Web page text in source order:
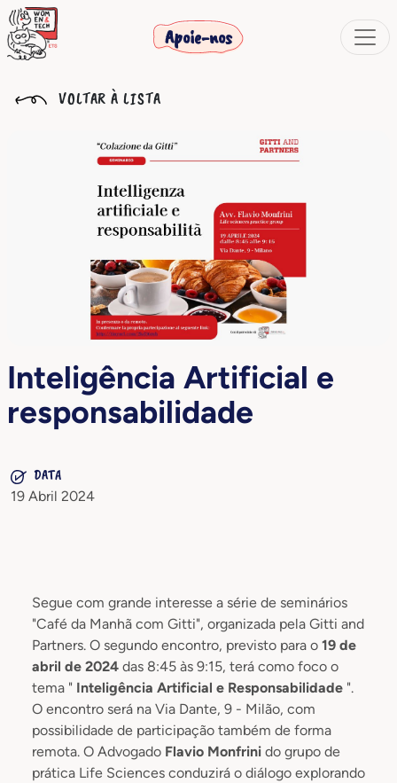
Apoie-nos
VOLTAR À LISTA
Inteligência Artificial e
responsabilidade
DATA
19 Abril 2024
Segue com grande interesse a série de seminários
"Café da Manhã com Gitti", organizada pela Gitti and
Partners. O segundo encontro, previsto para o 19 de
abril de 2024 das 8:45 às 9:15, terá como foco o
tema " Inteligência Artificial e Responsabilidade ".
O encontro será na Via Dante, 9 - Milão, com
possibilidade de participação também de forma
remota. O Advogado Flavio Monfrini do grupo de
prática Life Sciences conduzirá o diálogo explorando